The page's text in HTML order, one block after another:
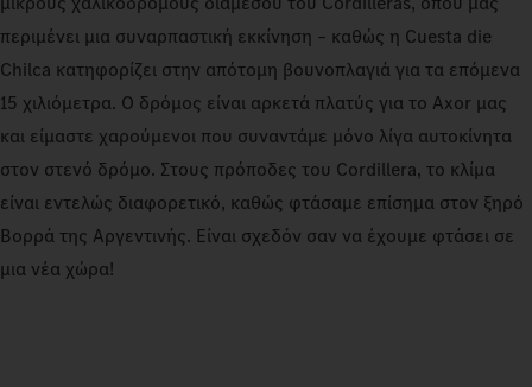
περιμένει μια συναρπαστική εκκίνηση – καθώς η Cuesta die
Chilca κατηφορίζει στην απότομη βουνοπλαγιά για τα επόμενα
15 χιλιόμετρα. Ο δρόμος είναι αρκετά πλατύς για το Axor μας
και είμαστε χαρούμενοι που συναντάμε μόνο λίγα αυτοκίνητα
στον στενό δρόμο. Στους πρόποδες του Cordillera, το κλίμα
είναι εντελώς διαφορετικό, καθώς φτάσαμε επίσημα στον ξηρό
Βορρά της Αργεντινής. Είναι σχεδόν σαν να έχουμε φτάσει σε
μια νέα χώρα!